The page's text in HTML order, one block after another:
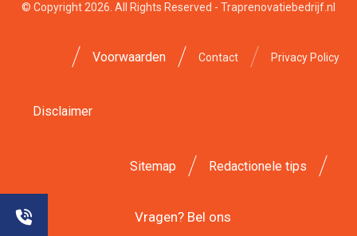
© Copyright 2026. All Rights Reserved - Traprenovatiebedrijf.nl
Privacy Policy
Contact
Voorwaarden
Disclaimer
Redactionele tips
Sitemap
Vragen? Bel ons